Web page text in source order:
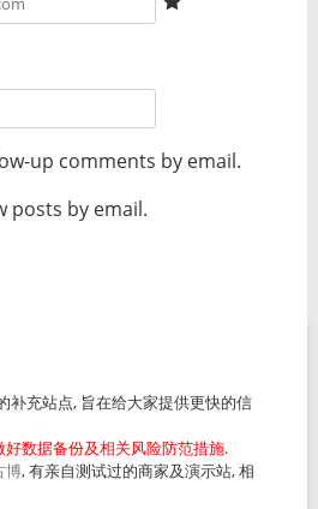
up comments by email.
posts by email.
补充站点, 旨在给大家提供更快的信
数据备份及相关风险防范措施.
博, 有亲自测试过的商家及演示站, 相